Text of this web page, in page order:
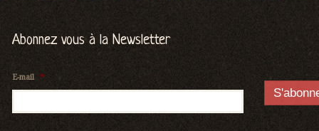
Abonnez vous à la Newsletter
E-mail *